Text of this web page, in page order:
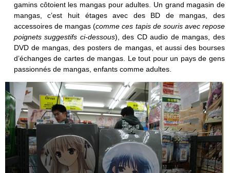
gamins côtoient les mangas pour adultes. Un grand magasin de
mangas, c’est huit étages avec des BD de mangas, des
accessoires de mangas (comme ces tapis de souris avec repose
poignets suggestifs ci-dessous), des CD audio de mangas, des
DVD de mangas, des posters de mangas, et aussi des bourses
d’échanges de cartes de mangas. Le tout pour un pays de gens
passionnés de mangas, enfants comme adultes.